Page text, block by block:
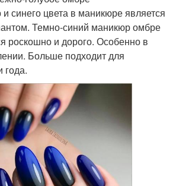
синего цвета в маникюре является
Темно-синий маникюр омбре
роскошно и дорого. Особенно в
Больше подходит для
года.